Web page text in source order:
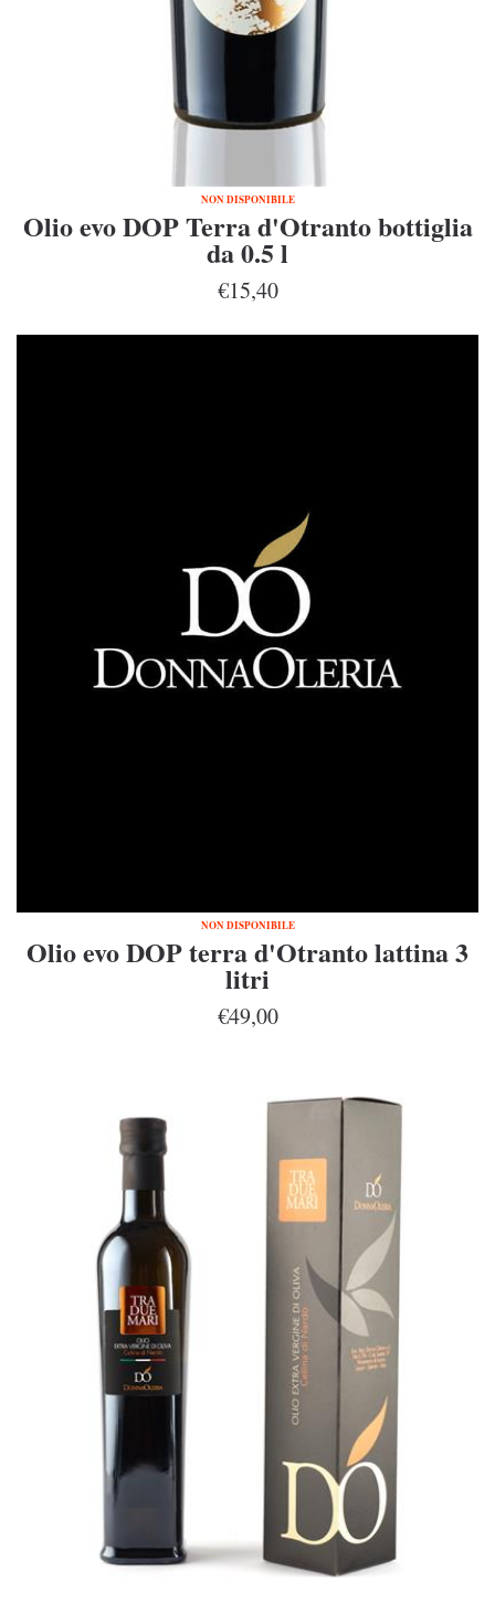
NON DISPONIBILE
Olio evo DOP Terra d'Otranto bottiglia
da 0.5 l
€15,40
NON DISPONIBILE
Olio evo DOP terra d'Otranto lattina 3
litri
€49,00